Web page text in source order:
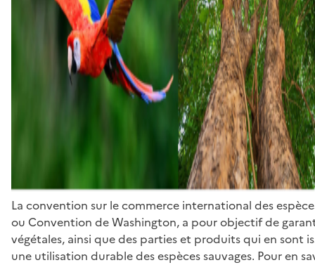
La convention sur le commerce international des
ou Convention de Washington, a pour objectif de
végétales, ainsi que des parties et produits qui en sont
une utilisation durable des espèces sauvages. Pour en